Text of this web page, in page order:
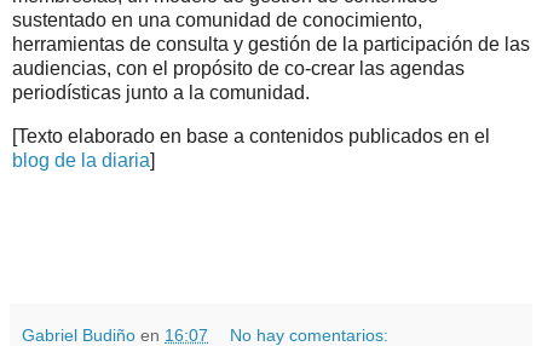
sustentado en una comunidad de conocimiento,
herramientas de consulta y gestión de la participación de las
audiencias, con el propósito de co-crear las agendas
periodísticas junto a la comunidad.
[Texto elaborado en base a contenidos publicados en el
blog de la diaria]
Gabriel Budiño en 16:07 No hay comentarios: